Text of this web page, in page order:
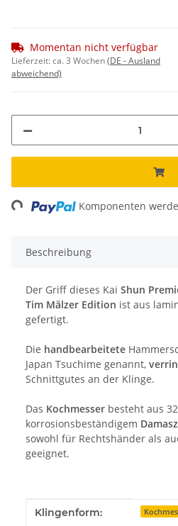
Momentan nicht verfügbar
Lieferzeit:ca. 3 Wochen(DE - Ausland
abweichend)
Komponenten
Beschreibung
Der Griff dieses Kai Shun
Tim Mälzer Edition ist aus
gefertigt.
Die handbearbeitete
Japan Tsuchime genannt,
Schnittgutes an der Klinge.
Das Kochmesser besteht aus
korrosionsbeständigem
sowohl für Rechtshänder als
geeignet.
Produkteigenschaft
Wert
Klingenform: